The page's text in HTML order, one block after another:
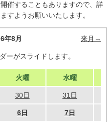
催することもありますので、詳
すようお願いいたします。
年8月 来月→
ーがスライドします。
火曜 水曜
30日 31日
6日 7日